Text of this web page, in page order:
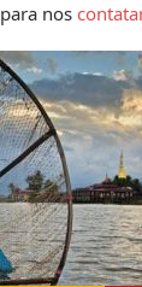
para nos